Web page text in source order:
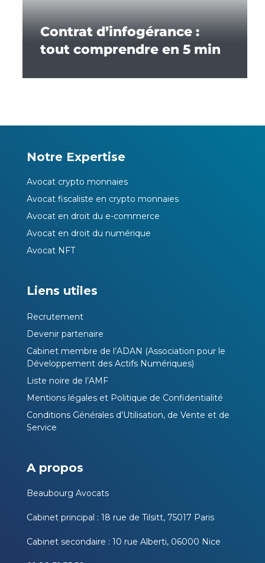
Contrat d’infogérance :
tout comprendre en 5 min
Notre Expertise
Avocat crypto monnaies
Avocat fiscaliste en crypto monnaies
Avocat en droit du e-commerce
Avocat en droit du numérique
Avocat NFT
Liens utiles
Recrutement
Devenir partenaire
Cabinet membre de l’ADAN (Association pour le
Développement des Actifs Numériques)
Liste noire de l’AMF
Mentions légales et Politique de Confidentialité
Conditions Générales d’Utilisation, de Vente et de
Service
A propos
Beaubourg Avocats
Cabinet principal : 18 rue de Tilsitt, 75017 Paris
Cabinet secondaire : 10 rue Alberti, 06000 Nice